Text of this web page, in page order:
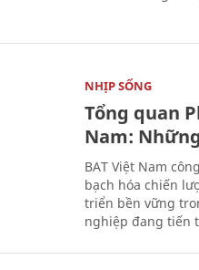
NHỊP SỐNG
Tổng quan
Nam:
BAT Việt Nam
bạch hóa chiến
triển bền vững
nghiệp đang tiến